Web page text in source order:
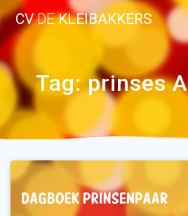
Ga
naar
inhoud
CVDEKLEIBAKKERS
Tag:prinses